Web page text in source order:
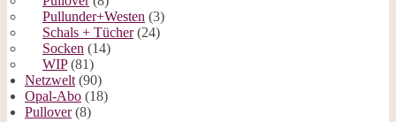
Pullunder+Westen (3)
Schals + Tücher(24)
Socken (14)
WIP(81)
Netzwelt (90)
Opal-Abo (18)
Pullover(8)